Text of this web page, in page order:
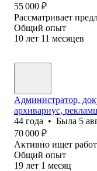
55 000 ₽
Рассматривает
Общий опыт
10 лет 11 месяцев
Администратор,
архивариус,
44 года • Была 5
70 000 ₽
Активно ищет
Общий опыт
19 лет 1 месяц